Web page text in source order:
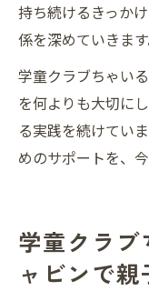
持ち続けるきっか
係を深めていきます
学童クラブちゃい
を何よりも大切に
る実践を続けてい
めのサポートを、
学童クラブ
ャビンで